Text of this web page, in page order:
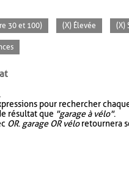
30 et 100) (X) Élevée (X)
pour rechercher
résultat que "garage à vélo".
OR. garage OR véloretournera